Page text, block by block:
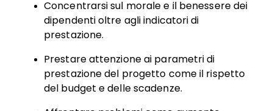
Concentrarsi sul morale e il benessere dei
dipendenti oltre agli indicatori di
prestazione.
Prestare attenzione ai parametri di
prestazione del progetto come il rispetto
del budget e delle scadenze.